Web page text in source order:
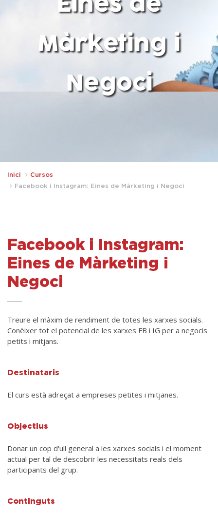
Màrketing i
Negoci
Inici
Cursos
Facebook i Instagram: Eines de Màrketing i Negoci
Facebook i Instagram:
Eines de Màrketing i
Negoci
Treure el màxim de rendiment de totes les xarxes socials.
Conèixer tot el potencial de les xarxes FB i IG per a negocis
petits i mitjans.
Destinataris
El curs està adreçat a empreses petites i mitjanes.
Objectius
Donar un cop d'ull general a les xarxes socials i el moment
actual per tal de descobrir les necessitats reals dels
participants del grup.
Continguts